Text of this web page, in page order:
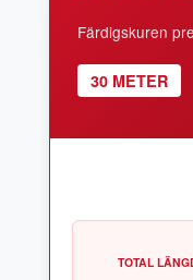
Färdigskuren
30 METER
TOTAL